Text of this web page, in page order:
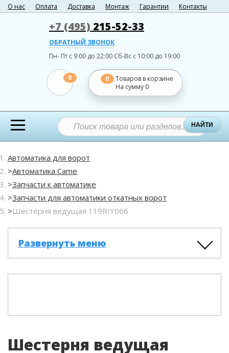
О нас Оплата Доставка Монтаж Гарантии Контакты
+7 (495) 215-52-33
ОБРАТНЫЙ ЗВОНОК
Пн- Пт с 9:00 до 22:00 Сб-Вс с 10:00 до 19:00
0 0
Товаров в корзине
На сумму 0
НАЙТИ
Автоматика для ворот
Автоматика Came
Запчасти к автоматике
Запчасти для автоматики откатных ворот
Шестерня ведущая 119RIY066
Развернуть меню
Шестерня ведущая